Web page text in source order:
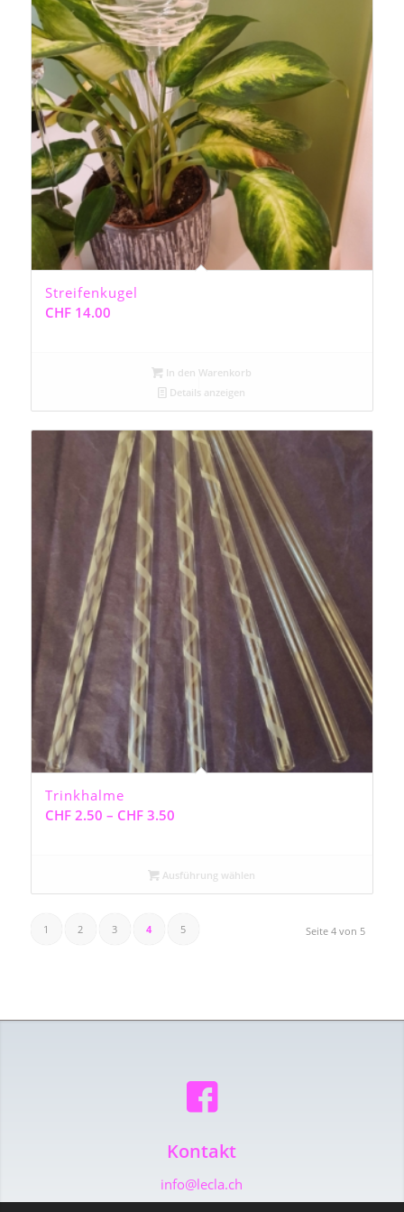
Streifenkugel
CHF14.00
In den Warenkorb
Details anzeigen
Trinkhalme
CHF2.50 – CHF3.50Preisspanne:
CHF 3.50
Ausführung wählen
Seite 4 von 5
1 2 3 4 5
Kontakt
info@lecla.ch